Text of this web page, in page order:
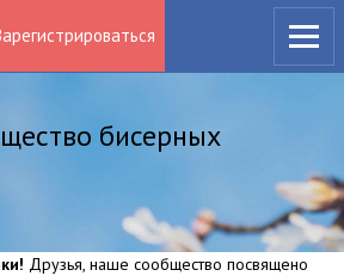
бисерных
Друзья, наше сообщество посвящено